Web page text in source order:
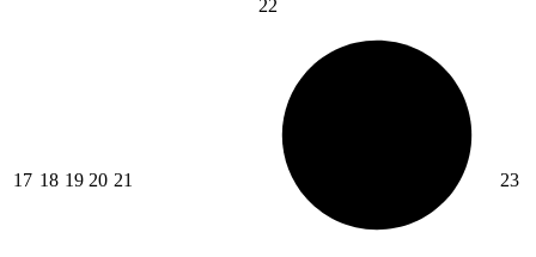
17 18 19 20 21
22
23